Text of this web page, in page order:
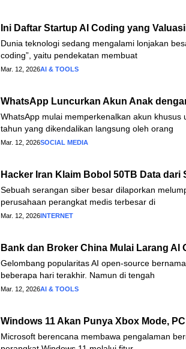
Ini Daftar Startup AI Coding yang
Dunia teknologi sedang mengalami lonjakan
coding”, yaitu pendekatan membuat
Mar. 12, 2026AI & TOOLS
WhatsApp Luncurkan Akun Anak
WhatsApp mulai memperkenalkan akun khusus
tahun yang dikendalikan langsung oleh orang
Mar. 12, 2026SOCIAL MEDIA
Hacker Iran Klaim Bobol 50TB Data dari
Sebuah serangan siber besar dilaporkan
perusahaan perangkat medis terbesar di
Mar. 12, 2026INTERNET
Bank dan Broker China Mulai Larang AI
Gelombang popularitas AI open-source
beberapa hari terakhir. Namun di tengah
Mar. 12, 2026AI & TOOLS
Windows 11 Akan Punya Xbox Mode,
Microsoft berencana membawa pengalaman